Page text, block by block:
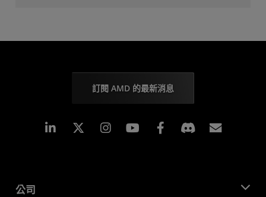
訂閱 AMD 的最新消息
Linkedin Instagram Facebook
公司